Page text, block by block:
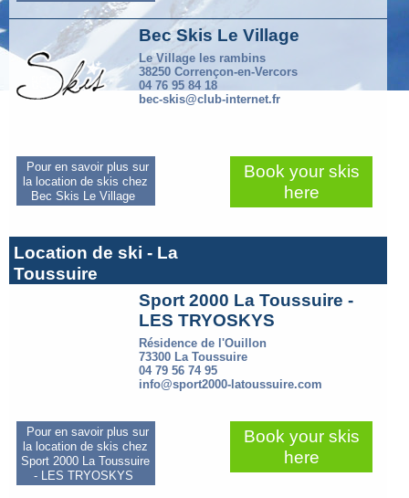
Bec Skis Le Village
Le Village les rambins
38250 Corrençon-en-Vercors
04 76 95 84 18
bec-skis@club-internet.fr
Pour en savoir plus sur
la location de skis chez
Bec Skis Le Village
Book your skis
here
Location de ski - La
Toussuire
Sport 2000 La Toussuire -
LES TRYOSKYS
Résidence de l'Ouillon
73300 La Toussuire
04 79 56 74 95
info@sport2000-latoussuire.com
Pour en savoir plus sur
la location de skis chez
Sport 2000 La Toussuire
- LES TRYOSKYS
Book your skis
here